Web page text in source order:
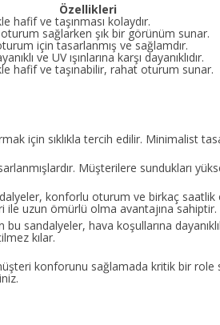
Özellikleri
hafif ve taşınması kolaydır.
sağlarken şık bir görünüm sunar.
için tasarlanmış ve sağlamdır.
ve UV ışınlarına karşı dayanıklıdır.
hafif ve taşınabilir, rahat oturum sunar.
için sıklıkla tercih edilir. Minimalist
Müşterilere sundukları
konforlu oturum ve birkaç
ile uzun ömürlü olma avantajına sahiptir.
sandalyeler, hava koşullarına
kılar.
konforunu sağlamada kritik bir role